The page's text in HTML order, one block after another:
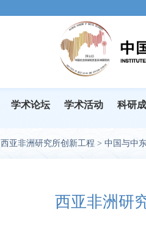
学术论坛 学术活动 科研
西亚非洲研究所创新工程 > 中国与中
西亚非洲研